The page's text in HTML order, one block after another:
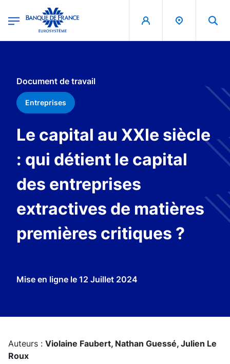
Banque de France - Menu Principal
Document de travail
Entreprises
Le capital au XXIe siècle
: qui détient le capital
des entreprises
extractives de matières
premières critiques ?
Mise en ligne le 12 Juillet 2024
Auteurs : Violaine Faubert, Nathan Guessé, Julien Le
Roux